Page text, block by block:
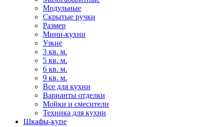
Модульные
Скрытые ручки
Размер
Мини-кухни
Узкие
3 кв. м.
5 кв. м.
6 кв. м.
9 кв. м.
Все для кухни
Варианты отделки
Мойки и смесители
Техника для кухни
Шкафы-купе